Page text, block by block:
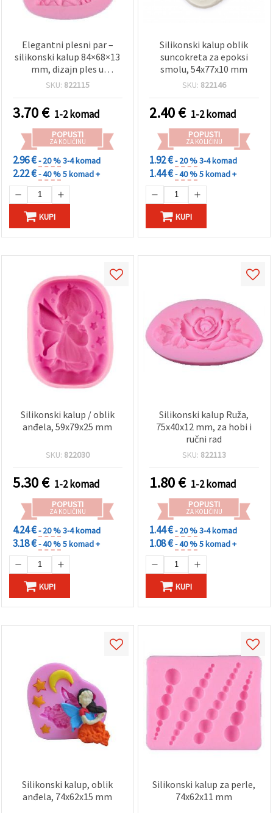
Elegantni plesni par –
silikonski kalup 84×68×13
mm, dizajn ples u
dvorani/vjenčani ples,
epoksi smolu, polimernu
glinu, sapun i gips
SKU: 822115
3.70€ 1-2 komad
POPUSTI
ZA KOLIČINU
2.96 €- 20 %3-4 komad
2.22 €- 40 %5 komad +
KUPI
Silikonski kalup oblik
suncokreta za epoksi
smolu, 54x77x10 mm
SKU: 822146
2.40€ 1-2 komad
POPUSTI
ZA KOLIČINU
1.92 €- 20 %3-4 komad
1.44 €- 40 %5 komad +
KUPI
Silikonski kalup / oblik
anđela, 59x79x25 mm
SKU: 822030
5.30€ 1-2 komad
POPUSTI
ZA KOLIČINU
4.24 €- 20 %3-4 komad
3.18 €- 40 %5 komad +
KUPI
Silikonski kalup Ruža,
75x40x12 mm, za hobi i
ručni rad
SKU: 822113
1.80€ 1-2 komad
POPUSTI
ZA KOLIČINU
1.44 €- 20 %3-4 komad
1.08 €- 40 %5 komad +
KUPI
Silikonski kalup, oblik
anđela, 74x62x15 mm
Silikonski kalup za perle,
74x62x11 mm